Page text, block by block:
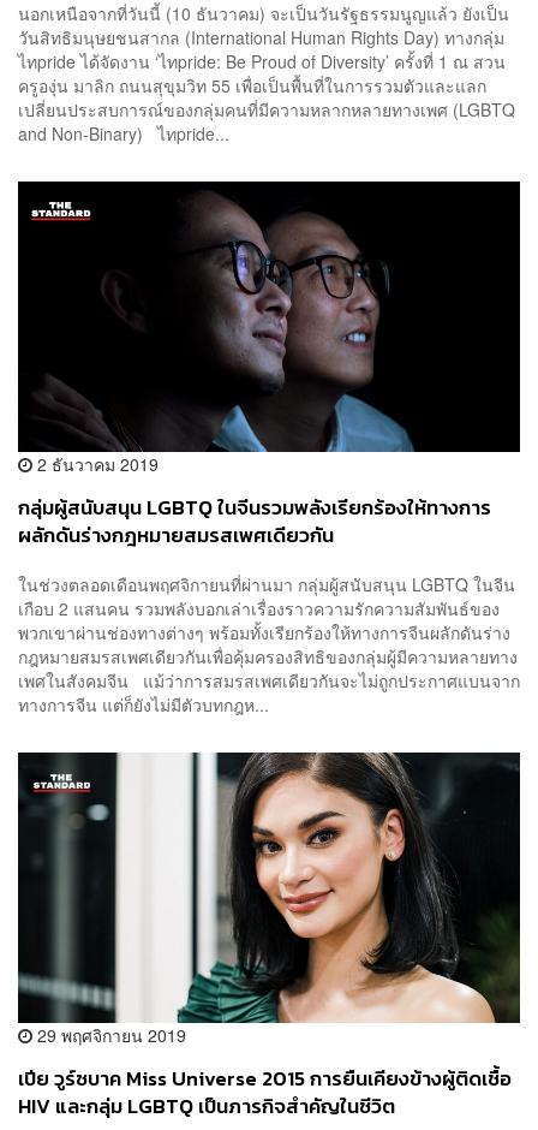
นอกเหนือจากที่วันนี้ (10 ธันวาคม) จะเป็นวันรัฐธรรมนูญแล้ว ยังเป็น
วันสิทธิมนุษยชนสากล (International Human Rights Day) ทางกลุ่ม
ไทpride ได้จัดงาน ‘ไทpride: Be Proud of Diversity’ ครั้งที่ 1 ณ สวน
ครูองุ่น มาลิก ถนนสุขุมวิท 55 เพื่อเป็นพื้นที่ในการรวมตัวและแลก
เปลี่ยนประสบการณ์ของกลุ่มคนที่มีความหลากหลายทางเพศ (LGBTQ
and Non-Binary) ไทpride...
2 ธันวาคม 2019
กลุ่มผู้สนับสนุน LGBTQ ในจีนรวมพลังเรียกร้องให้ทางการ
ผลักดันร่างกฎหมายสมรสเพศเดียวกัน
ในช่วงตลอดเดือนพฤศจิกายนที่ผ่านมา กลุ่มผู้สนับสนุน LGBTQ ในจีน
เกือบ 2 แสนคน รวมพลังบอกเล่าเรื่องราวความรักความสัมพันธ์ของ
พวกเขาผ่านช่องทางต่างๆ พร้อมทั้งเรียกร้องให้ทางการจีนผลักดันร่าง
กฎหมายสมรสเพศเดียวกันเพื่อคุ้มครองสิทธิของกลุ่มผู้มีความหลายทาง
เพศในสังคมจีน แม้ว่าการสมรสเพศเดียวกันจะไม่ถูกประกาศแบนจาก
ทางการจีน แต่ก็ยังไม่มีตัวบทกฎห...
29 พฤศจิกายน 2019
เปีย วูร์ซบาค Miss Universe 2015 การยืนเคียงข้างผู้ติดเชื้อ
HIV และกลุ่ม LGBTQ เป็นภารกิจสำคัญในชีวิต